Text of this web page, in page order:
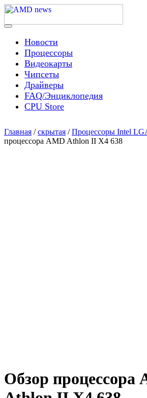
Skip
content
AMD news
Menu
Новости
Процессоры
Видеокарты
Чипсеты
Драйверы
FAQ/Энциклопедия
CPU Store
Главная /скрытая /Процессоры Intel
процессора AMD Athlon II X4 638
Обзор процессора